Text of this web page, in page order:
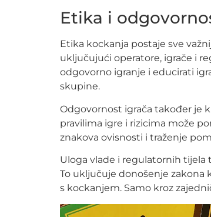
Etika i
Etika kockanja postaje sve
uključujući operatore, igrače i
odgovorno igranje i educirati
skupine.
Odgovornost igrača također je
pravilima igre i rizicima može
znakova ovisnosti i traženje
Uloga vlade i regulatornih tijela
To uključuje donošenje zakona
s kockanjem. Samo kroz